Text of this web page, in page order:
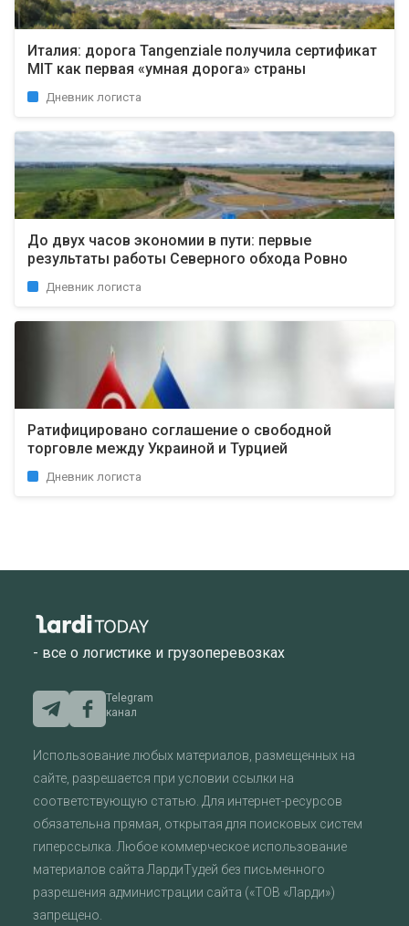
Италия: дорога Tangenziale получила сертификат
MIT как первая «умная дорога» страны
Дневник логиста
До двух часов экономии в пути: первые
результаты работы Северного обхода Ровно
Дневник логиста
Ратифицировано соглашение о свободной
торговле между Украиной и Турцией
Дневник логиста
- все о логистике и грузоперевозках
Telegram
канал
Использование любых материалов, размещенных на
сайте, разрешается при условии ссылки на
соответствующую статью. Для интернет-ресурсов
обязательна прямая, открытая для поисковых систем
гиперссылка. Любое коммерческое использование
материалов сайта ЛардиТудей без письменного
разрешения администрации сайта («ТОВ «Ларди»)
запрещено.